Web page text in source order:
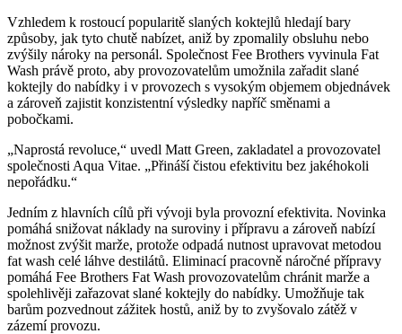
Vzhledem k rostoucí popularitě slaných koktejlů hledají bary
způsoby, jak tyto chutě nabízet, aniž by zpomalily obsluhu nebo
zvýšily nároky na personál. Společnost Fee Brothers vyvinula Fat
Wash právě proto, aby provozovatelům umožnila zařadit slané
koktejly do nabídky i v provozech s vysokým objemem objednávek
a zároveň zajistit konzistentní výsledky napříč směnami a
pobočkami.
„Naprostá revoluce,“ uvedl Matt Green, zakladatel a provozovatel
společnosti Aqua Vitae. „Přináší čistou efektivitu bez jakéhokoli
nepořádku.“
Jedním z hlavních cílů při vývoji byla provozní efektivita. Novinka
pomáhá snižovat náklady na suroviny i přípravu a zároveň nabízí
možnost zvýšit marže, protože odpadá nutnost upravovat metodou
fat wash celé láhve destilátů. Eliminací pracovně náročné přípravy
pomáhá Fee Brothers Fat Wash provozovatelům chránit marže a
spolehlivěji zařazovat slané koktejly do nabídky. Umožňuje tak
barům pozvednout zážitek hostů, aniž by to zvyšovalo zátěž v
zázemí provozu.